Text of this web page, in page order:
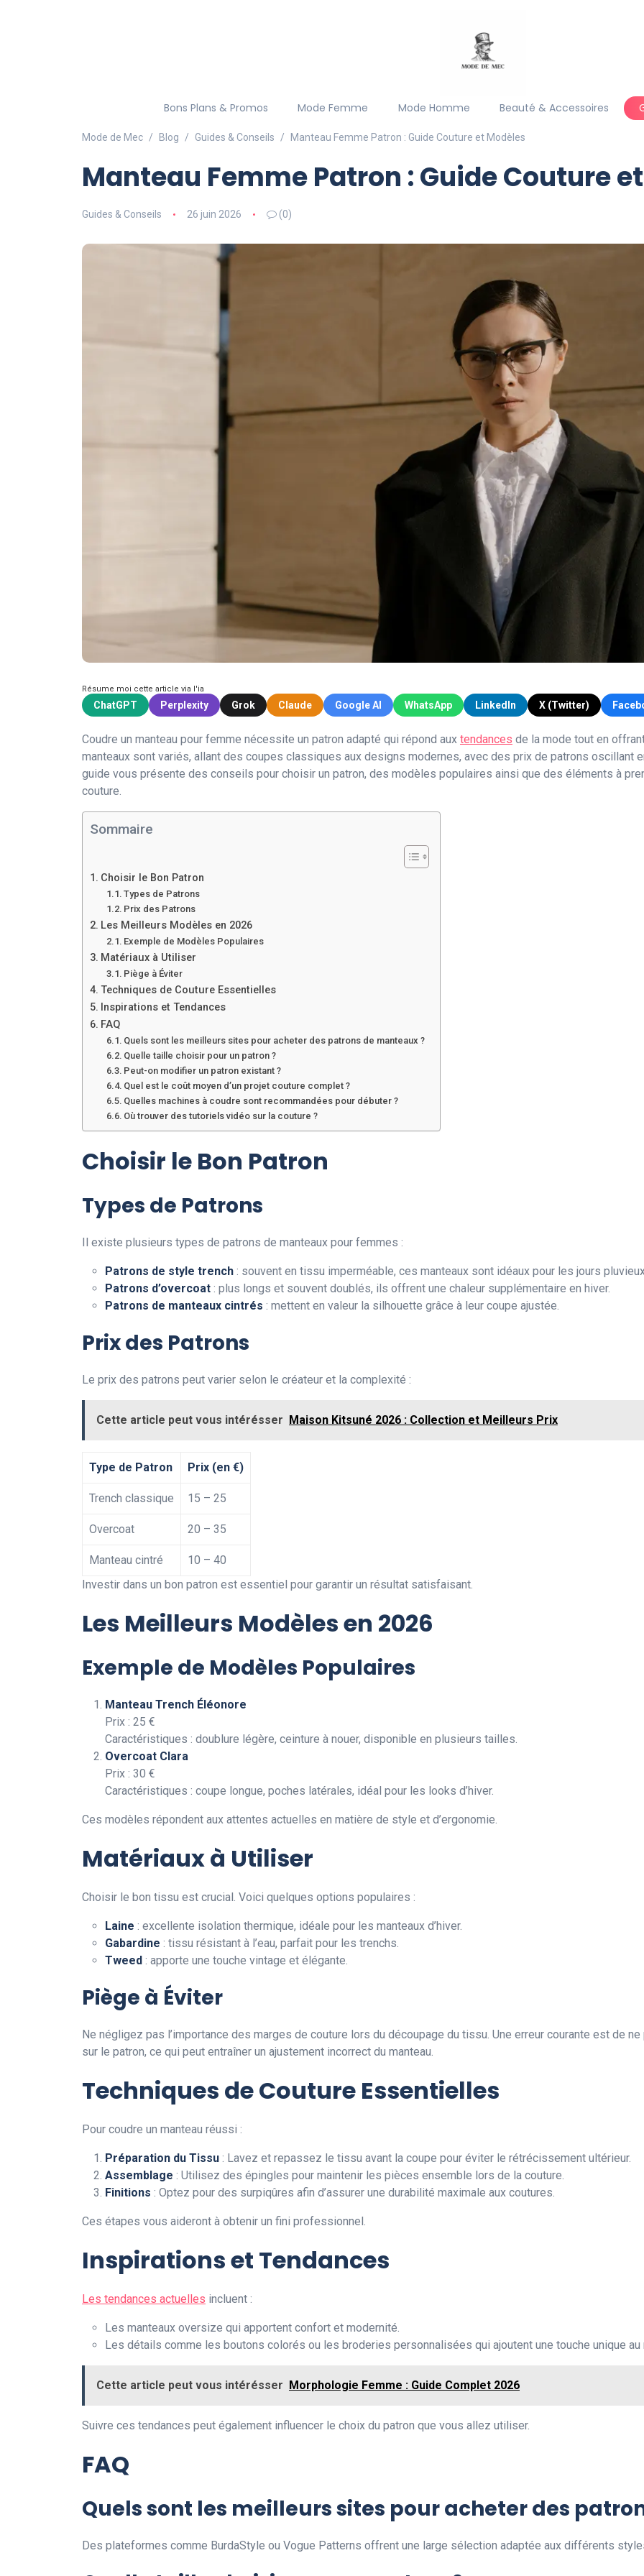
Bons Plans & Promos Mode Femme Mode Homme Beauté & Accessoires
Mode de Mec Blog Guides & Conseils Manteau Femme Patron : Guide Couture et Modèles
Manteau Femme Patron : Guide Couture
Guides & Conseils 26 juin 2026 (0)
Résume moi cette article via l'ia
ChatGPT Perplexity Grok Claude Google AI WhatsApp LinkedIn X (Twitter)
Coudre un manteau pour femme nécessite un patron adapté qui répond aux tendances de la mode tout en
manteaux sont variés, allant des coupes classiques aux designs modernes, avec des prix de patrons oscillant
guide vous présente des conseils pour choisir un patron, des modèles populaires ainsi que des éléments à
couture.
Sommaire
Choisir le Bon Patron
Types de Patrons
Prix des Patrons
Les Meilleurs Modèles en 2026
Exemple de Modèles Populaires
Matériaux à Utiliser
Piège à Éviter
Techniques de Couture Essentielles
Inspirations et Tendances
FAQ
Quels sont les meilleurs sites pour acheter des patrons de manteaux ?
Quelle taille choisir pour un patron ?
Peut-on modifier un patron existant ?
Quel est le coût moyen d’un projet couture complet ?
Quelles machines à coudre sont recommandées pour débuter ?
Où trouver des tutoriels vidéo sur la couture ?
Choisir le Bon Patron
Types de Patrons
Il existe plusieurs types de patrons de manteaux pour femmes :
Patrons de style trench : souvent en tissu imperméable, ces manteaux sont idéaux pour les jours
Patrons d’overcoat : plus longs et souvent doublés, ils offrent une chaleur supplémentaire en hiver.
Patrons de manteaux cintrés : mettent en valeur la silhouette grâce à leur coupe ajustée.
Prix des Patrons
Le prix des patrons peut varier selon le créateur et la complexité :
Cette article peut vous intérésser Maison Kitsuné 2026 : Collection et Meilleurs Prix
Type de Patron Prix (en €)
Trench classique 15 – 25
Overcoat 20 – 35
Manteau cintré
10 – 40
Investir dans un bon patron est essentiel pour garantir un résultat satisfaisant.
Les Meilleurs Modèles en 2026
Exemple de Modèles Populaires
Manteau Trench Éléonore
Prix : 25 €
Caractéristiques : doublure légère, ceinture à nouer, disponible en plusieurs tailles.
Overcoat Clara
Prix : 30 €
Caractéristiques : coupe longue, poches latérales, idéal pour les looks d’hiver.
Ces modèles répondent aux attentes actuelles en matière de style et d’ergonomie.
Matériaux à Utiliser
Choisir le bon tissu est crucial. Voici quelques options populaires :
Laine : excellente isolation thermique, idéale pour les manteaux d’hiver.
Gabardine : tissu résistant à l’eau, parfait pour les trenchs.
Tweed : apporte une touche vintage et élégante.
Piège à Éviter
Ne négligez pas l’importance des marges de couture lors du découpage du tissu. Une erreur courante est de
sur le patron, ce qui peut entraîner un ajustement incorrect du manteau.
Techniques de Couture Essentielles
Pour coudre un manteau réussi :
Préparation du Tissu : Lavez et repassez le tissu avant la coupe pour éviter le rétrécissement ultérieur.
Assemblage : Utilisez des épingles pour maintenir les pièces ensemble lors de la couture.
Finitions : Optez pour des surpiqûres afin d’assurer une durabilité maximale aux coutures.
Ces étapes vous aideront à obtenir un fini professionnel.
Inspirations et Tendances
Les tendances actuelles incluent :
Les manteaux oversize qui apportent confort et modernité.
Les détails comme les boutons colorés ou les broderies personnalisées qui ajoutent une touche unique au
Cette article peut vous intérésser Morphologie Femme : Guide Complet 2026
Suivre ces tendances peut également influencer le choix du patron que vous allez utiliser.
FAQ
Quels sont les meilleurs sites pour acheter des
Des plateformes comme BurdaStyle ou Vogue Patterns offrent une large sélection adaptée aux différents